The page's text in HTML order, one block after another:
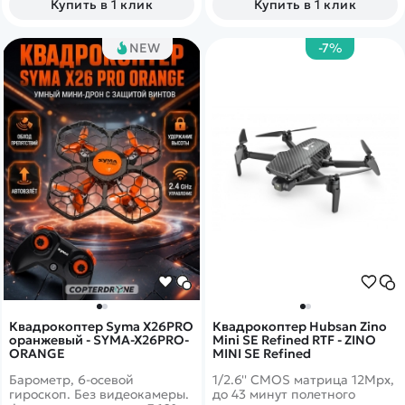
поэтому X26 имеет высокую
форма корпуса уменьшает
сопротивление воздуха при
движении, чем улучшает
аэродинамику. Также в
комплекте вы найдете
удобную сумку для хранения
и транспортировки модели.
Купить в 1 клик
яркую подсветку, красивый
доставит вам в два раза
больше удовольствия, так
Купить в 1 клик
NEW
Квадрокоптер Syma X26PRO
оранжевый - SYMA-X26PRO-
ORANGE
Барометр, 6-осевой
гироскоп. Без видеокамеры.
-7%
Квадрокоптер Hubsan Zino
Mini SE Refined RTF - ZINO
MINI SE Refined
1/2.6'' CMOS матрица 12Mpx,
до 43 минут полетного